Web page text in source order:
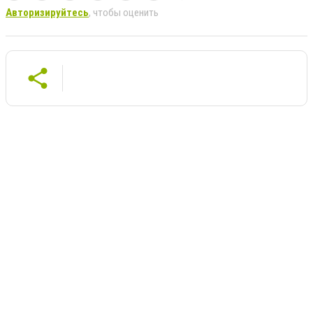
Авторизируйтесь, чтобы оценить